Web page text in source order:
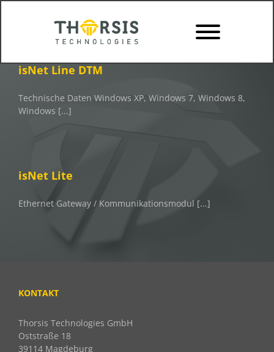
isNet Line DTM
Technische Daten Windows XP, Windows 7, Windows 8,
Windows [...]
isNet Lite
Ethernet Gateway / Kommunikationsmodul [...]
KONTAKT
Thorsis Technologies GmbH
Oststraße 18
39114 Magdeburg